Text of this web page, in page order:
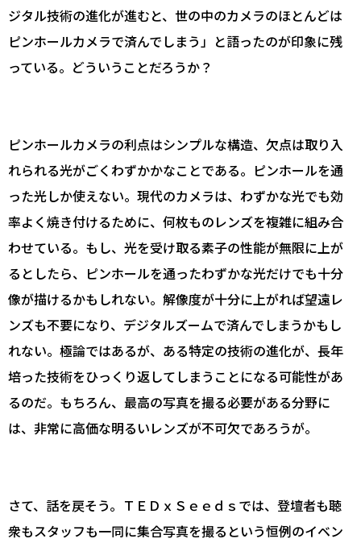
ジタル技術の進化が進むと、世の中のカメラのほとんどは
ピンホールカメラで済んでしまう」と語ったのが印象に残
っている。どういうことだろうか？
ピンホールカメラの利点はシンプルな構造、欠点は取り入
れられる光がごくわずかかなことである。ピンホールを通
った光しか使えない。現代のカメラは、わずかな光でも効
率よく焼き付けるために、何枚ものレンズを複雑に組み合
わせている。もし、光を受け取る素子の性能が無限に上が
るとしたら、ピンホールを通ったわずかな光だけでも十分
像が描けるかもしれない。解像度が十分に上がれば望遠レ
ンズも不要になり、デジタルズームで済んでしまうかもし
れない。極論ではあるが、ある特定の技術の進化が、長年
培った技術をひっくり返してしまうことになる可能性があ
るのだ。もちろん、最高の写真を撮る必要がある分野に
は、非常に高価な明るいレンズが不可欠であろうが。
さて、話を戻そう。ＴＥＤｘＳｅｅｄｓでは、登壇者も聴
衆もスタッフも一同に集合写真を撮るという恒例のイベン